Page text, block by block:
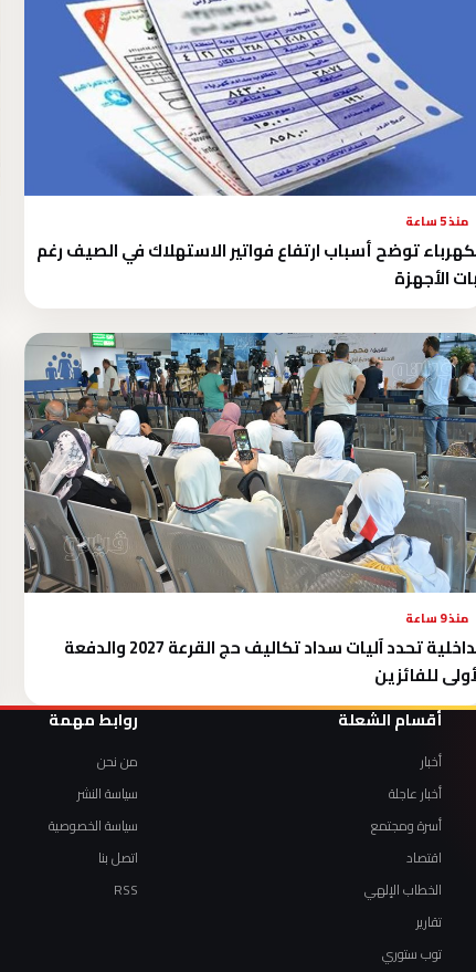
منذ 5 ساعة
توضح أسباب ارتفاع فواتير الاستهلاك في الصيف رغم
الأجهزة
منذ 9 ساعة
الداخلية تحدد آليات سداد تكاليف حج القرعة 2027 والدفعة
للفائزين
أقسام الشعلة
أخبار
أخبار عاجلة
أسرة ومجتمع
اقتصاد
الخطاب الإلهي
تقارير
توب ستوري
روابط مهمة
من نحن
سياسة النشر
سياسة الخصوصية
اتصل بنا
RSS